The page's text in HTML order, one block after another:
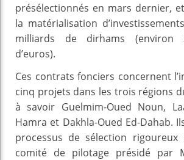
présélectionnés en mars dernier,
la matérialisation
milliards de dirhams (environ
d’euros).
Ces contrats fonciers concernent
cinq projets dans les trois régions
à savoir Guelmim-Oued Noun,
Hamra et Dakhla-Oued Ed-Dahab.
processus de sélection
comité de pilotage présidé par